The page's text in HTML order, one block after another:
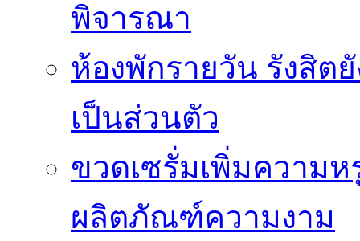
พิจารณา
ห้องพักรายวัน รังสิต
เป็นส่วนตัว
ขวดเซรั่มเพิ่มความ
ผลิตภัณฑ์ความงาม